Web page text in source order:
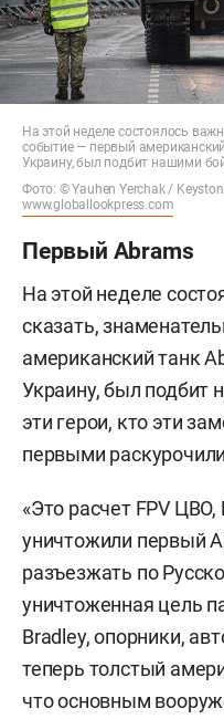
На этой неделе состоялось
событие — первый
Украину, был подбит нашими
Фото: © Yauhen Yerchak /
www.globallookpress.com
Первый Abrams
На этой неделе
сказать,
американский танк
Украину, был
эти герои, кто эти
первыми
«Это расчет FPV
уничтожили первый
разъезжать по
уничтоженная цель
Bradley, опорники,
теперь толстый
что основным